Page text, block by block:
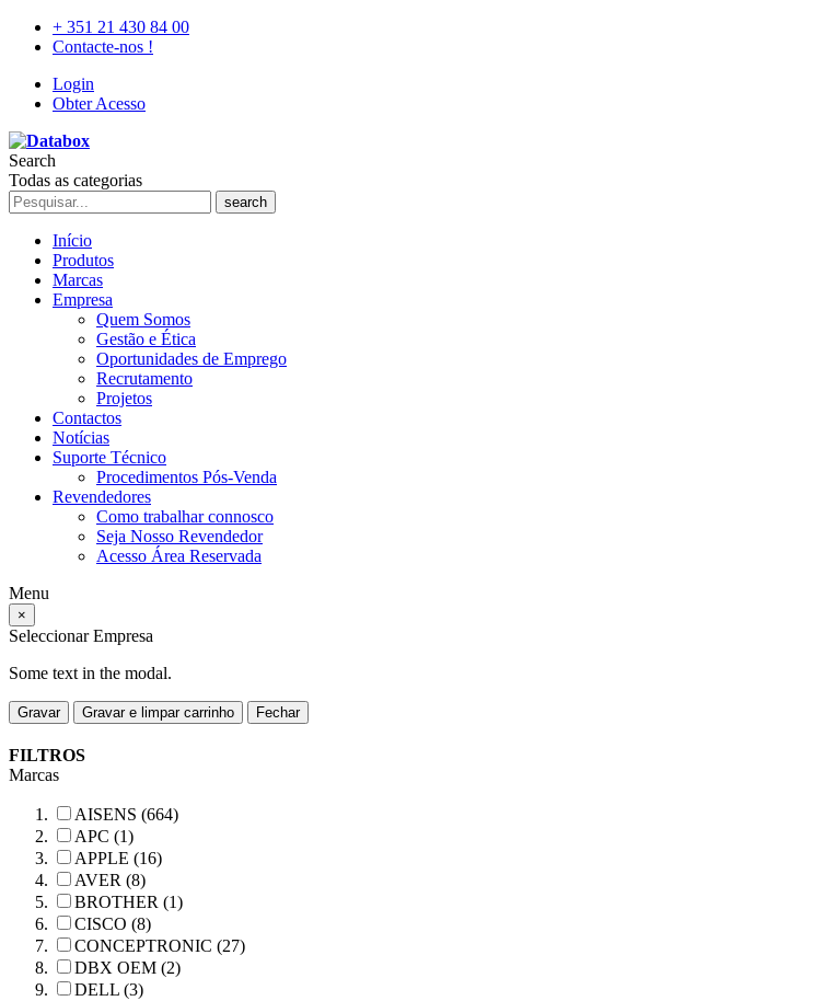
+ 351 21 430 84 00
Contacte-nos !
Login
Obter Acesso
Search
Todas as categorias
search
Início
Produtos
Marcas
Empresa
Quem Somos
Gestão e Ética
Oportunidades de Emprego
Recrutamento
Projetos
Contactos
Notícias
Suporte Técnico
Procedimentos Pós-Venda
Revendedores
Como trabalhar connosco
Seja Nosso Revendedor
Acesso Área Reservada
Menu
×
Seleccionar Empresa
Some text in the modal.
Gravar Gravar e limpar carrinho Fechar
FILTROS
Marcas
AISENS (664)
APC (1)
APPLE (16)
AVER (8)
BROTHER (1)
CISCO (8)
CONCEPTRONIC (27)
DBX OEM (2)
DELL (3)